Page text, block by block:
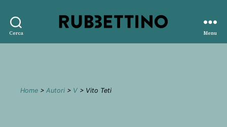
Cerca
editore
Menu
Home > Autori > V > Vito Teti